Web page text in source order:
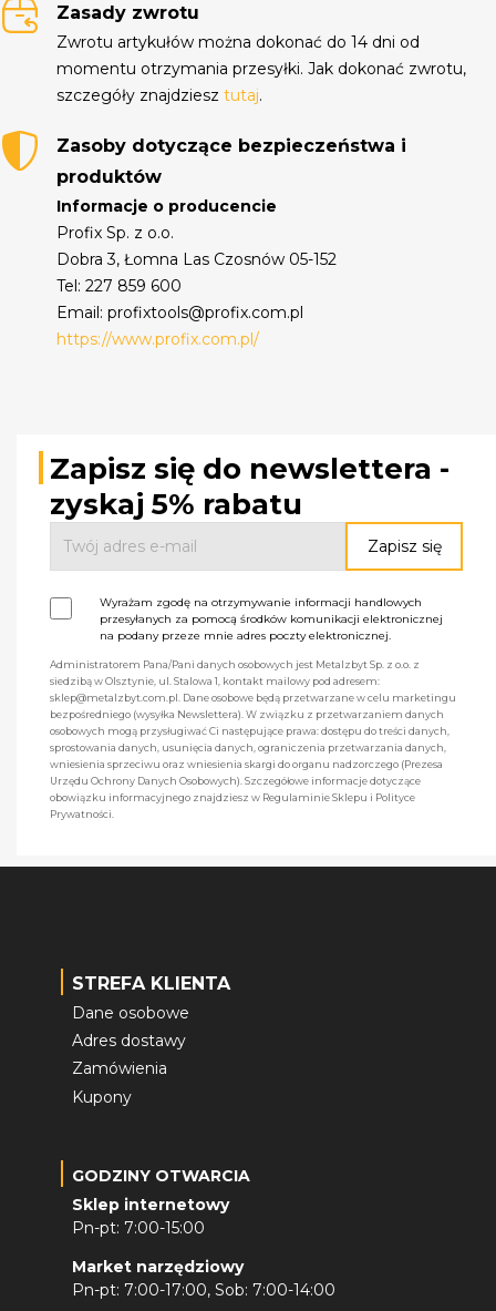
Zasady zwrotu
Zwrotu artykułów można dokonać do 14 dni od
momentu otrzymania przesyłki. Jak dokonać zwrotu,
szczegóły znajdziesztutaj.
Zasoby dotyczące bezpieczeństwa i
produktów
Informacje o producencie
Profix Sp. z o.o.
Dobra 3, Łomna Las Czosnów 05-152
Tel: 227 859 600
Email: profixtools@profix.com.pl
https://www.profix.com.pl/
Zapisz się do newslettera -
zyskaj 5% rabatu
Wyrażam zgodę na otrzymywanie informacji handlowych
przesyłanych za pomocą środków komunikacji elektronicznej
na podany przeze mnie adres poczty elektronicznej.
Administratorem Pana/Pani danych osobowych jest Metalzbyt Sp. z o.o. z
siedzibą w Olsztynie, ul. Stalowa 1, kontakt mailowy pod adresem:
sklep@metalzbyt.com.pl. Dane osobowe będą przetwarzane w celu marketingu
bezpośredniego (wysyłka Newslettera). W związku z przetwarzaniem danych
osobowych mogą przysługiwać Ci następujące prawa: dostępu do treści danych,
sprostowania danych, usunięcia danych, ograniczenia przetwarzania danych,
wniesienia sprzeciwu oraz wniesienia skargi do organu nadzorczego (Prezesa
Urzędu Ochrony Danych Osobowych). Szczegółowe informacje dotyczące
obowiązku informacyjnego znajdziesz w Regulaminie Sklepu i Polityce
Prywatności.
STREFA KLIENTA
Dane osobowe
Adres dostawy
Zamówienia
Kupony
GODZINY OTWARCIA
Sklep internetowy
Pn-pt: 7:00-15:00
Market narzędziowy
Pn-pt: 7:00-17:00, Sob: 7:00-14:00